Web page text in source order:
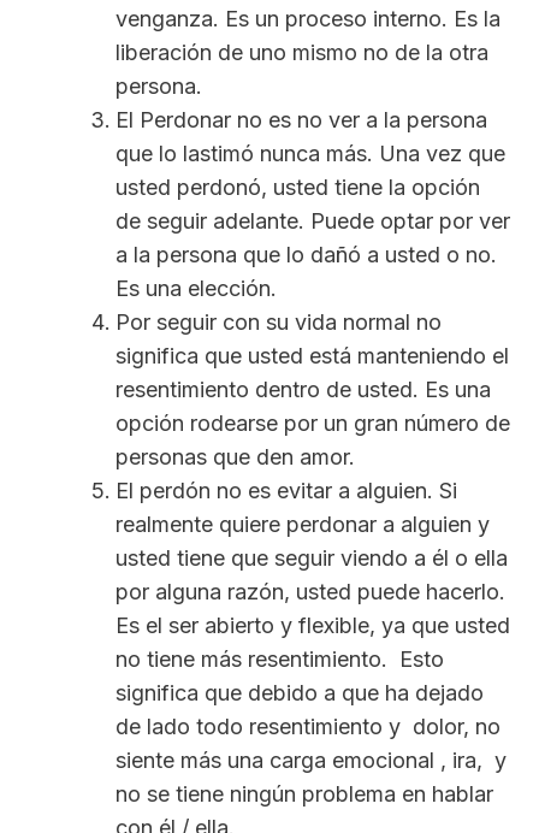
venganza. Es un proceso interno. Es la
liberación de uno mismo no de la otra
persona.
El Perdonar no es no ver a la persona
que lo lastimó nunca más. Una vez que
usted perdonó, usted tiene la opción
de seguir adelante. Puede optar por ver
a la persona que lo dañó a usted o no.
Es una elección.
Por seguir con su vida normal no
significa que usted está manteniendo el
resentimiento dentro de usted. Es una
opción rodearse por un gran número de
personas que den amor.
El perdón no es evitar a alguien. Si
realmente quiere perdonar a alguien y
usted tiene que seguir viendo a él o ella
por alguna razón, usted puede hacerlo.
Es el ser abierto y flexible, ya que usted
no tiene más resentimiento. Esto
significa que debido a que ha dejado
de lado todo resentimiento y dolor, no
siente más una carga emocional , ira, y
no se tiene ningún problema en hablar
con él / ella.